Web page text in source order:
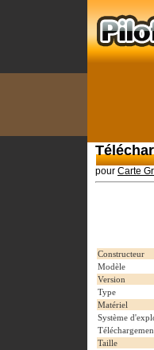
pour Carte
Constructeur
Modèle
Version
Type
Matériel
Système
Taille